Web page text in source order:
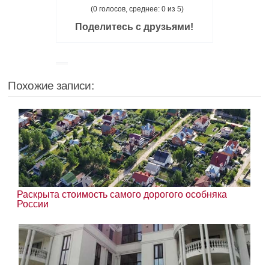
(0 голосов, среднее: 0 из 5)
Поделитесь с друзьями!
Похожие записи:
Раскрыта стоимость самого дорогого особняка
России